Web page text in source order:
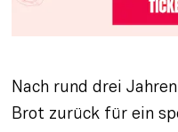
Nach rund drei
Brot zurück für ein